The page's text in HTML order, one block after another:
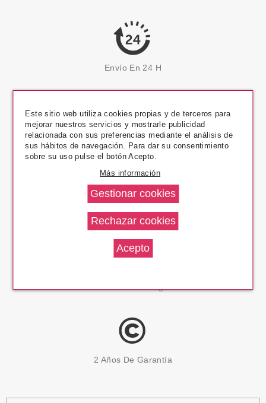
Envío En 24 H
Pago Seguro
14 Días Devolución
2 Años De Garantía
Este sitio web utiliza cookies propias y de terceros para
mejorar nuestros servicios y mostrarle publicidad
relacionada con sus preferencias mediante el análisis de
sus hábitos de navegación. Para dar su consentimiento
sobre su uso pulse el botón Acepto.
Más información